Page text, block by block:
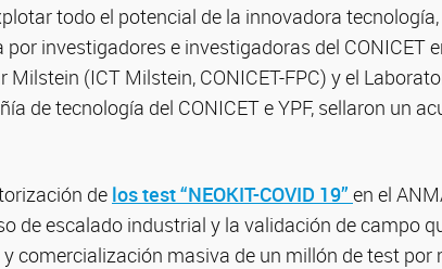
todo el potencial de la innovadora
por investigadores e investigadoras del CONICET
Milstein (ICT Milstein, CONICET-FPC) y el
de tecnología del CONICET e YPF, sellaron un
de los test “NEOKIT-COVID 19” en el
de escalado industrial y la validación de campo
comercialización masiva de un millón de test por